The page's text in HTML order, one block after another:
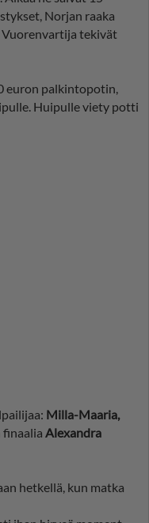
Norjan raaka
tekivät
euron palkintopotin,
Huipulle viety potti
Milla-Maaria,
finaalia Alexandra
hetkellä, kun matka